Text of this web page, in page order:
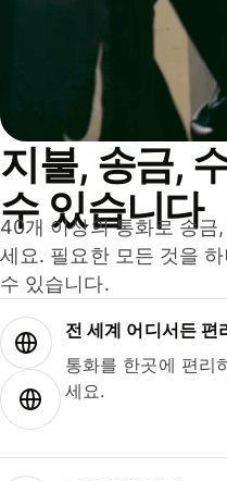
지불, 송금,
수 있습니다
40개 이상의 통화로 송금
세요. 필요한 모든 것을
수 있습니다.
전 세계 어디서든 편
통화를 한곳에 편리
세요.